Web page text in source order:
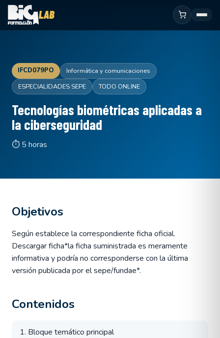
IFCD079PO
Informática y comunicaciones
ESPECIALIDADES SEPE
TODO ONLINE
Tecnologías biométricas aplicadas a
la ciberseguridad
⏱ 5 horas
Objetivos
Según establece la correspondiente ficha oficial.
Descargar ficha*la ficha suministrada es meramente
informativa y podría no corresponderse con la última
versión publicada por el sepe/fundae*.
Contenidos
1. Bloque temático principal